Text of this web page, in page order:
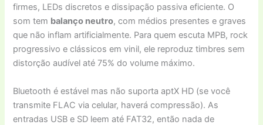
firmes, LEDs discretos e dissipação passiva eficiente. O
som tem balanço neutro, com médios presentes e graves
que não inflam artificialmente. Para quem escuta MPB, rock
progressivo e clássicos em vinil, ele reproduz timbres sem
distorção audível até 75% do volume máximo.
Bluetooth é estável mas não suporta aptX HD (se você
transmite FLAC via celular, haverá compressão). As
entradas USB e SD leem até FAT32, então nada de